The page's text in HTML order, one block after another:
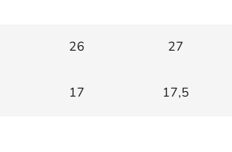
26 27
17 17,5